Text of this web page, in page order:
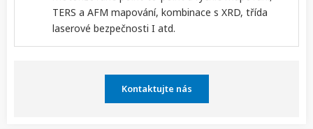
TERS a AFM mapování, kombinace s XRD, třída
laserové bezpečnosti I atd.
Kontaktujte nás